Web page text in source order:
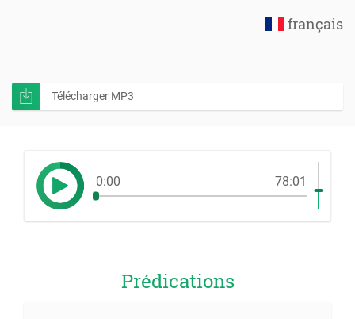
français
Télécharger MP3
0:00 78:01
Prédications